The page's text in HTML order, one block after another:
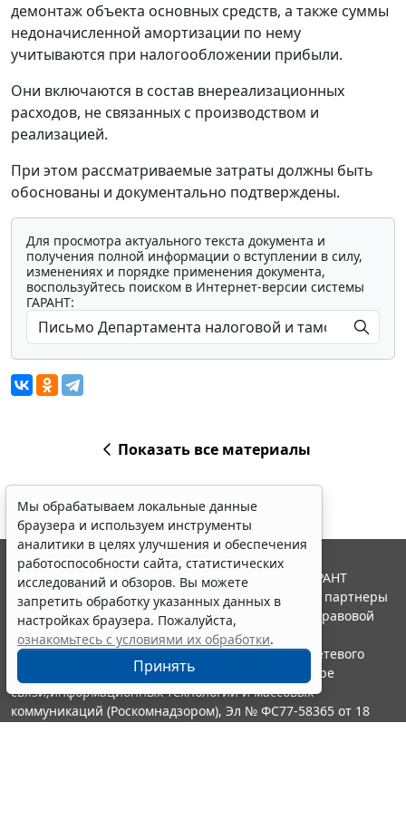
демонтаж объекта основных средств, а также суммы
недоначисленной амортизации по нему
учитываются при налогообложении прибыли.
Они включаются в состав внереализационных
расходов, не связанных с производством и
реализацией.
При этом рассматриваемые затраты должны быть
обоснованы и документально подтверждены.
Для просмотра актуального текста документа и
получения полной информации о вступлении в силу,
изменениях и порядке применения документа,
воспользуйтесь поиском в Интернет-версии системы
ГАРАНТ:
Показать все материалы
Мы обрабатываем локальные данные
браузера и используем инструменты
аналитики в целях улучшения и обеспечения
работоспособности сайта, статистических
исследований и обзоров. Вы можете
запретить обработку указанных данных в
настройках браузера. Пожалуйста,
ознакомьтесь с условиями их обработки.
Принять
© ООО "НПП "ГАРАНТ-СЕРВИС", 2026. Система ГАРАНТ
выпускается с 1990 года. Компания "Гарант" и ее партнеры
являются участниками Российской ассоциации правовой
информации ГАРАНТ.
Портал ГАРАНТ.РУ зарегистрирован в качестве сетевого
издания Федеральной службой по надзору в сфере
связи,информационных технологий и массовых
коммуникаций (Роскомнадзором), Эл № ФС77-58365 от 18